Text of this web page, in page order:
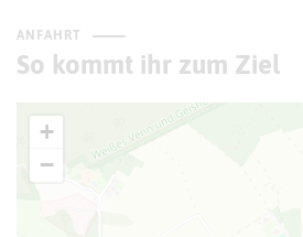
ANFAHRT
So kommt ihr zum Ziel
+
−